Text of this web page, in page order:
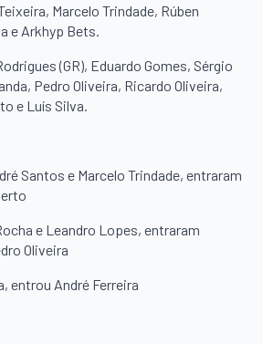
Marcelo Trindade, Rúben
e Arkhyp Bets.
(GR), Eduardo Gomes, Sérgio
Pedro Oliveira, Ricardo Oliveira,
e Luís Silva.
Santos e Marcelo Trindade, entraram
e Leandro Lopes, entraram
Oliveira
entrou André Ferreira